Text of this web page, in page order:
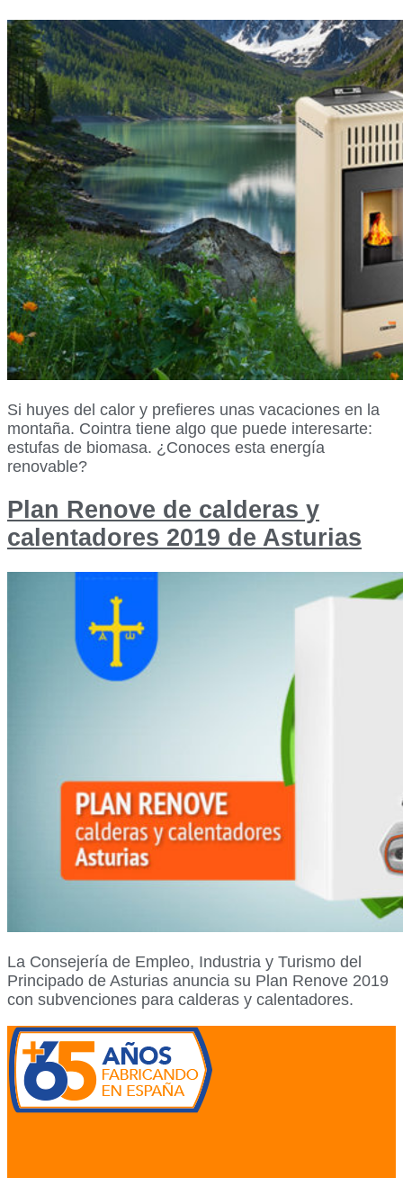
Si huyes del calor y prefieres unas vacaciones en la
montaña. Cointra tiene algo que puede interesarte:
estufas de biomasa. ¿Conoces esta energía
renovable?
Plan Renove de calderas y
calentadores 2019 de Asturias
La Consejería de Empleo, Industria y Turismo del
Principado de Asturias anuncia su Plan Renove 2019
con subvenciones para calderas y calentadores.